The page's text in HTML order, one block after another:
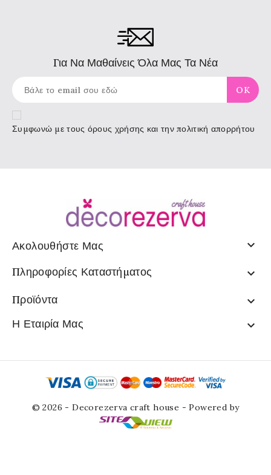
Για Να Μαθαίνεις Όλα Μας Τα Νέα
Συμφωνώ με τους όρους χρήσης και την πολιτική απορρήτου
Ακολουθήστε Μας 
Πληροφορίες Καταστήματος 
Προϊόντα 
Η Εταιρία Μας 
© 2026 - Decorezerva craft house - Powered by